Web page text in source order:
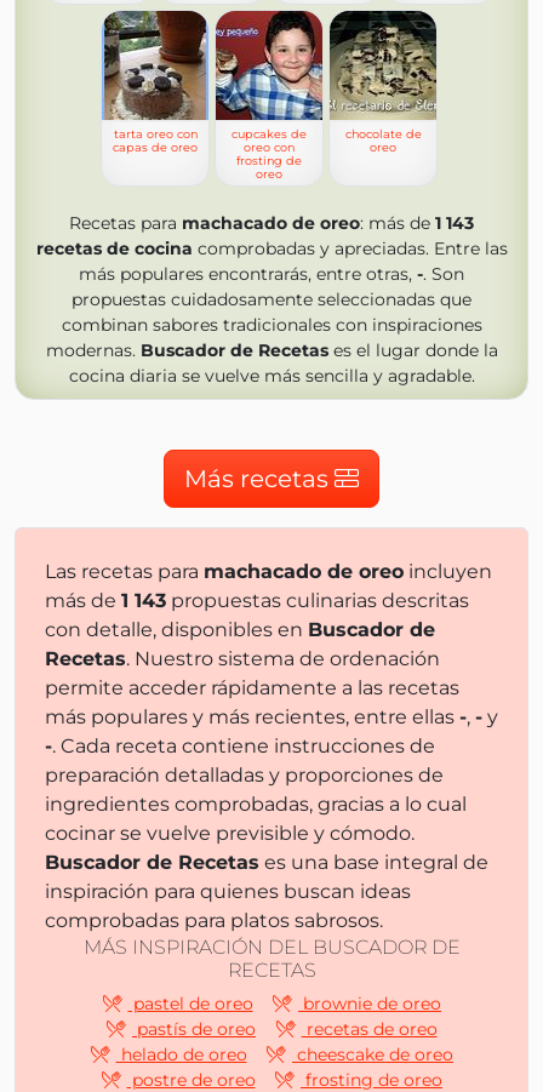
tarta oreo con
capas de oreo
cupcakes de
oreo con
frosting de
oreo
chocolate de
oreo
Recetas para machacado de oreo: más de 1 143
recetas de cocina comprobadas y apreciadas. Entre las
más populares encontrarás, entre otras, -. Son
propuestas cuidadosamente seleccionadas que
combinan sabores tradicionales con inspiraciones
modernas. Buscador de Recetases el lugar donde la
cocina diaria se vuelve más sencilla y agradable.
Más recetas
Las recetas para machacado de oreo incluyen
más de 1 143 propuestas culinarias descritas
con detalle, disponibles en Buscador de
Recetas. Nuestro sistema de ordenación
permite acceder rápidamente a las recetas
más populares y más recientes, entre ellas -, - y
-. Cada receta contiene instrucciones de
preparación detalladas y proporciones de
ingredientes comprobadas, gracias a lo cual
cocinar se vuelve previsible y cómodo.
Buscador de Recetas es una base integral de
inspiración para quienes buscan ideas
comprobadas para platos sabrosos.
MÁS INSPIRACIÓN DEL BUSCADOR DE
RECETAS
pastel de oreo
brownie de oreo
pastís de oreo
recetas de oreo
helado de oreo
cheescake de oreo
postre de oreo
frosting de oreo